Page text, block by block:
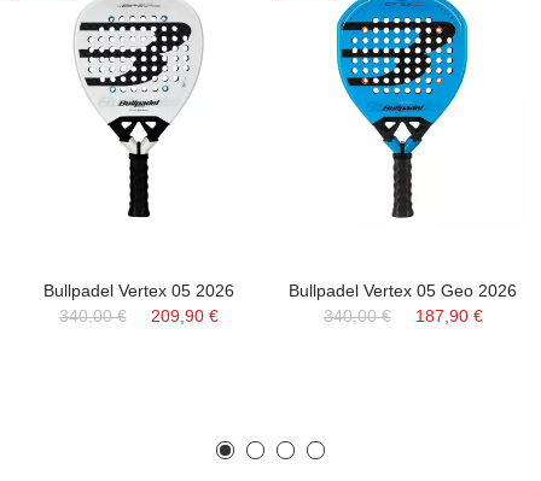
Bullpadel Vertex 05 2026
340,00 €
209,90 €
Bullpadel Vertex 05 Geo 2026
340,00 €
187,90 €